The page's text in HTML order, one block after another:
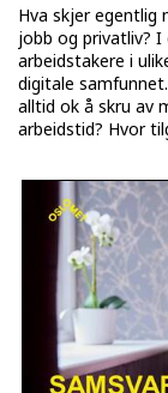
Hva skjer egentlig
jobb og privatliv? I
arbeidstakere i
digitale
alltid ok å skru av
arbeidstid? Hvor